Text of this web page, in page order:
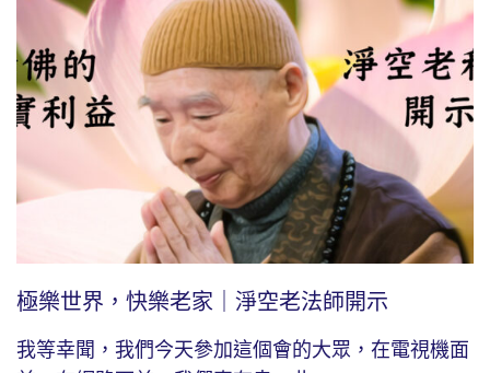
極樂世界，快樂老家｜淨空老法師開示
我等幸聞，我們今天參加這個會的大眾，在電視機面